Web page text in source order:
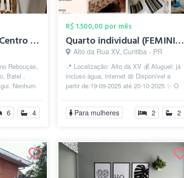
Quarto mobiliado Centro Rebouças Agua ve...
Rebouças,
Batel ,
Nenhum
6 4
R$ 1.500,00 por mês
Quarto individual (FEMININO)
Alto da Rua XV, Curitiba - PR
📍 Localização: Alto da XV 💰 Aluguel: já
incluso água, internet 📅 Disponível a
partir de:19-09-2025 até 20-10-2025 ✨ O
Para mulheres 2 2